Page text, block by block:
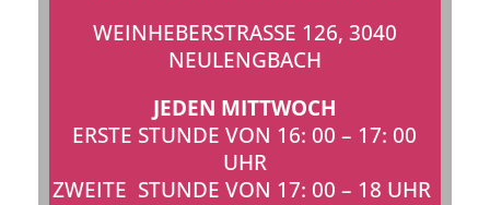
WEINHEBERSTRASSE 126, 3040 N
EULENGBACH
JEDEN MITTWOCH
ERSTE STUNDE VON 16: 00 – 17: 00
UHR
ZWEITE STUNDE VON 17: 00 – 18 UHR